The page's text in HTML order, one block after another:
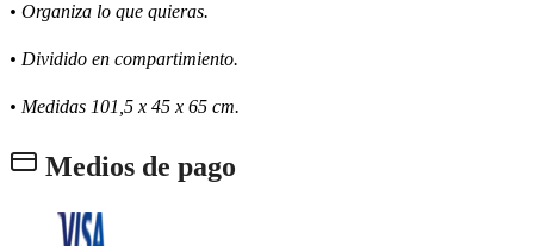
• Organiza lo que quieras.
• Dividido en compartimiento.
• Medidas 101,5 x 45 x 65 cm.
Medios de pago